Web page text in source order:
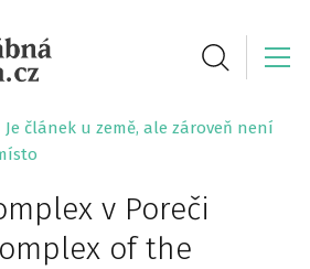
Je článek u země, ale zároveň není
v Poreči
of the